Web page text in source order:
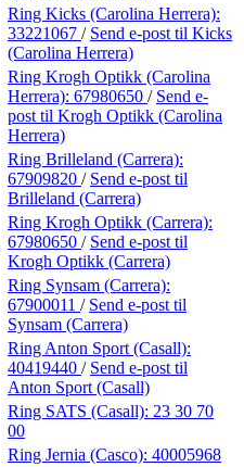
Ring Kicks (Carolina Herrera):
33221067 / Send e-post til Kicks
(Carolina Herrera)
Ring Krogh Optikk (Carolina
Herrera): 67980650 / Send e-
post til Krogh Optikk (Carolina
Herrera)
Ring Brilleland (Carrera):
67909820 / Send e-post til
Brilleland (Carrera)
Ring Krogh Optikk (Carrera):
67980650 / Send e-post til
Krogh Optikk (Carrera)
Ring Synsam (Carrera):
67900011 / Send e-post til
Synsam (Carrera)
Ring Anton Sport (Casall):
40419440 / Send e-post til
Anton Sport (Casall)
Ring SATS (Casall): 23 30 70
00
Ring Jernia (Casco): 40005968